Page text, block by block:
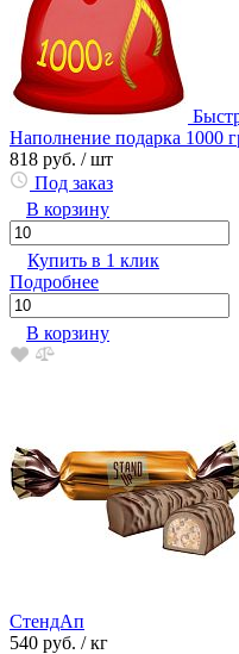
Наполнение подарка 1000
818 руб. / шт
Под заказ
В корзину
Купить в 1 клик
Подробнее
В корзину
СтендАп
540 руб. / кг